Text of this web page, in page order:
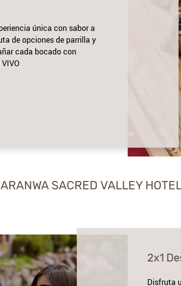
única con sabor a
de opciones de parrilla y
cada bocado con
ARANWA SACRED VALLEY
2x1
Disfruta